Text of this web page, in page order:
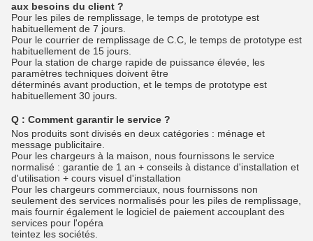
aux besoins du client ?
Pour les piles de remplissage, le temps de prototype est
habituellement de 7 jours.
Pour le courrier de remplissage de C.C, le temps de prototype est
habituellement de 15 jours.
Pour la station de charge rapide de puissance élevée, les
paramètres techniques doivent être
déterminés avant production, et le temps de prototype est
habituellement 30 jours.
Q : Comment garantir le service ?
Nos produits sont divisés en deux catégories : ménage et
message publicitaire.
Pour les chargeurs à la maison, nous fournissons le service
normalisé : garantie de 1 an + conseils à distance d'installation et
d'utilisation + cours visuel d'installation
Pour les chargeurs commerciaux, nous fournissons non
seulement des services normalisés pour les piles de remplissage,
mais fournir également le logiciel de paiement accouplant des
services pour l'opéra
teintez les sociétés.